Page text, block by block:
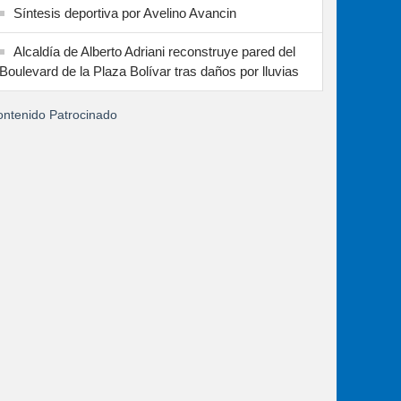
Síntesis deportiva por Avelino Avancin
Alcaldía de Alberto Adriani reconstruye pared del
Boulevard de la Plaza Bolívar tras daños por lluvias
Patrocinado